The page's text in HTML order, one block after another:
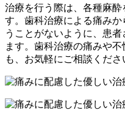
治療を行う際は、各種麻
す。歯科治療による痛み
うことがないように、患
ます。歯科治療の痛みや
も、お気軽にご相談くださ